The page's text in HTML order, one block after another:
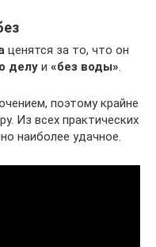
ценятся за то, что он
делу и «без воды»
поэтому крайне
Из всех практических
наиболее удачное.